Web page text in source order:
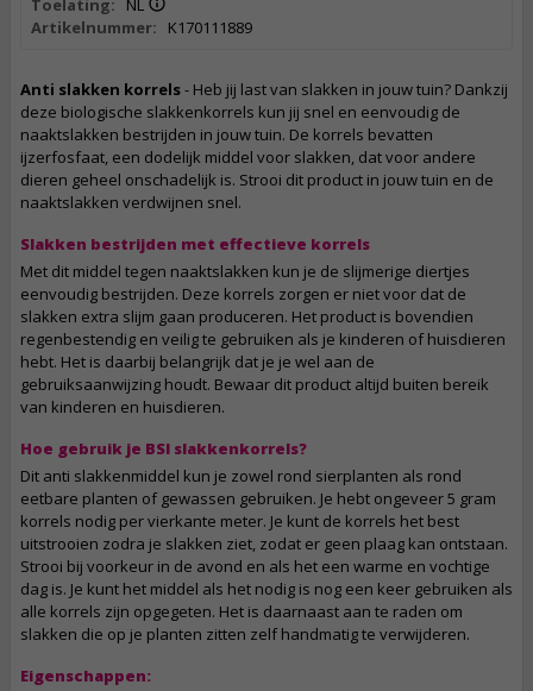
Toelating:
NL
Artikelnummer:
K170111889
Anti slakken korrels- Heb jij last van slakken in jouw tuin? Dankzij
deze biologische slakkenkorrels kun jij snel en eenvoudig de
naaktslakken bestrijden in jouw tuin. De korrels bevatten
ijzerfosfaat, een dodelijk middel voor slakken, dat voor andere
dieren geheel onschadelijk is. Strooi dit product in jouw tuin en de
naaktslakken verdwijnen snel.
Slakken bestrijden met effectieve korrels
Met dit middel tegen naaktslakken kun je de slijmerige diertjes
eenvoudig bestrijden. Deze korrels zorgen er niet voor dat de
slakken extra slijm gaan produceren. Het product is bovendien
regenbestendig en veilig te gebruiken als je kinderen of huisdieren
hebt. Het is daarbij belangrijk dat je je wel aan de
gebruiksaanwijzing houdt. Bewaar dit product altijd buiten bereik
van kinderen en huisdieren.
Hoe gebruik je BSI slakkenkorrels?
Dit anti slakkenmiddel kun je zowel rond sierplanten als rond
eetbare planten of gewassen gebruiken. Je hebt ongeveer 5 gram
korrels nodig per vierkante meter. Je kunt de korrels het best
uitstrooien zodra je slakken ziet, zodat er geen plaag kan ontstaan.
Strooi bij voorkeur in de avond en als het een warme en vochtige
dag is. Je kunt het middel als het nodig is nog een keer gebruiken als
alle korrels zijn opgegeten. Het is daarnaast aan te raden om
slakken die op je planten zitten zelf handmatig te verwijderen.
Eigenschappen: